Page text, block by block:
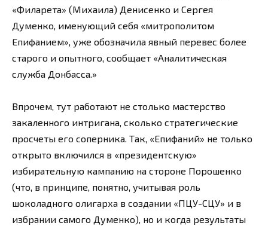
«Филарета» (Михаила) Денисенко и Сергея
Думенко, именующий себя «митрополитом
Епифанием», уже обозначила явный перевес более
старого и опытного, сообщает «Аналитическая
служба Донбасса.»
Впрочем, тут работают не столько мастерство
закаленного интригана, сколько стратегические
просчеты его соперника. Так, «Епифаний» не только
открыто включился в «президентскую»
избирательную кампанию на стороне Порошенко
(что, в принципе, понятно, учитывая роль
шоколадного олигарха в создании «ПЦУ-СЦУ» и в
избрании самого Думенко), но и когда результаты